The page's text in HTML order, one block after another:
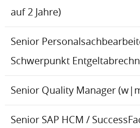
auf 2 Jahre)
Senior
Schwerpunkt
Senior Quality Manager
Senior SAP HCM /